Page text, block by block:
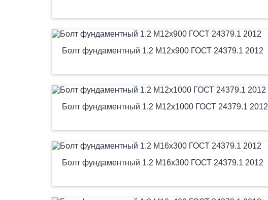
Болт фундаментный 1.2 М12х900 ГОСТ 24379.1 2012
Болт фундаментный 1.2 М12х1000 ГОСТ 24379.1 2012
Болт фундаментный 1.2 М16х300 ГОСТ 24379.1 2012